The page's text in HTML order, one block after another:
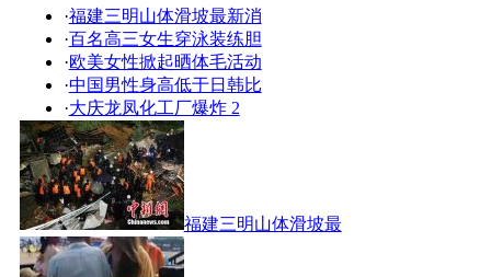
·福建三明山体滑坡最新消
·百名高三女生穿泳装练胆
·欧美女性掀起晒体毛活动
·中国男性身高低于日韩比
·大庆龙凤化工厂爆炸 2
福建三明山体滑坡最